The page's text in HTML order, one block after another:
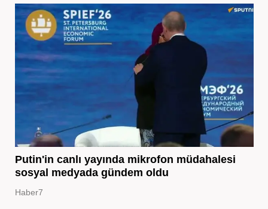
Putin'in canlı yayında mikrofon müdahalesi
sosyal medyada gündem oldu
Haber7